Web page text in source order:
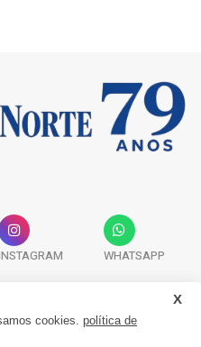
WHATSAPP
Quem Somos
cookies. política de